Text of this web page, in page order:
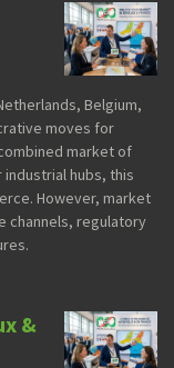
Belgium,
moves for
market of
hubs, this
However, market
channels, regulatory
&